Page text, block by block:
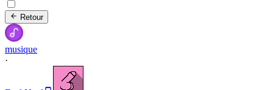
Retour
musique
·